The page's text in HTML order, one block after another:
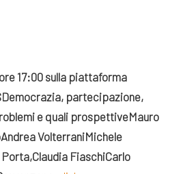
17:00 sulla piattaforma
Democrazia, partecipazione,
e quali prospettiveMauro
Andrea VolterraniMichele
Porta,Claudia FiaschiCarlo